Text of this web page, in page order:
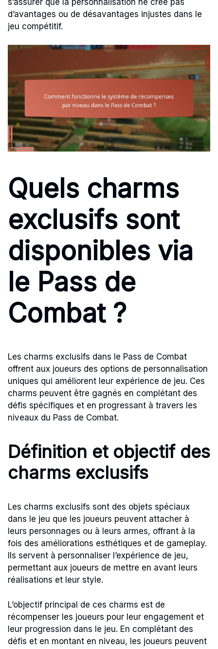
d’avantages ou de désavantages injustes dans le
jeu compétitif.
Quels charms
exclusifs sont
disponibles via
le Pass de
Combat ?
Les charms exclusifs dans le Pass de Combat
offrent aux joueurs des options de personnalisation
uniques qui améliorent leur expérience de jeu. Ces
charms peuvent être gagnés en complétant des
défis spécifiques et en progressant à travers les
niveaux du Pass de Combat.
Définition et objectif des
charms exclusifs
Les charms exclusifs sont des objets spéciaux
dans le jeu que les joueurs peuvent attacher à
leurs personnages ou à leurs armes, offrant à la
fois des améliorations esthétiques et de gameplay.
Ils servent à personnaliser l’expérience de jeu,
permettant aux joueurs de mettre en avant leurs
réalisations et leur style.
L’objectif principal de ces charms est de
récompenser les joueurs pour leur engagement et
leur progression dans le jeu. En complétant des
défis et en montant en niveau, les joueurs peuvent